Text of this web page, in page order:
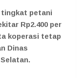
tingkat petani
Rp2.400 per
koperasi tetap
Dinas